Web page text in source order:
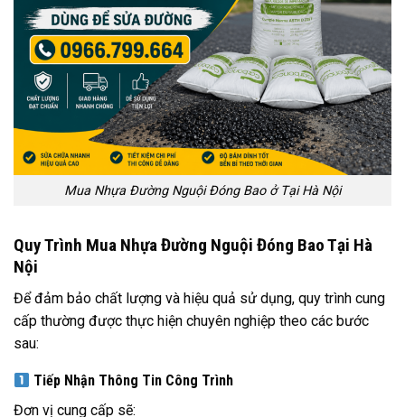
Mua Nhựa Đường Nguội Đóng Bao ở Tại Hà Nội
Quy Trình Mua Nhựa Đường Nguội Đóng Bao Tại Hà
Nội
Để đảm bảo chất lượng và hiệu quả sử dụng, quy trình cung
cấp thường được thực hiện chuyên nghiệp theo các bước
sau:
Tiếp Nhận Thông Tin Công Trình
Đơn vị cung cấp sẽ: